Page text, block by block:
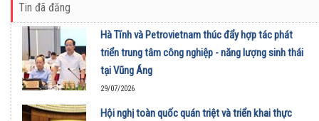
Tin đã đăng
Hà Tĩnh và Petrovietnam thúc đẩy hợp tác phát
triển trung tâm công nghiệp - năng lượng sinh thái
tại Vũng Áng
29/07/2026
Hội nghị toàn quốc quán triệt và triển khai thực